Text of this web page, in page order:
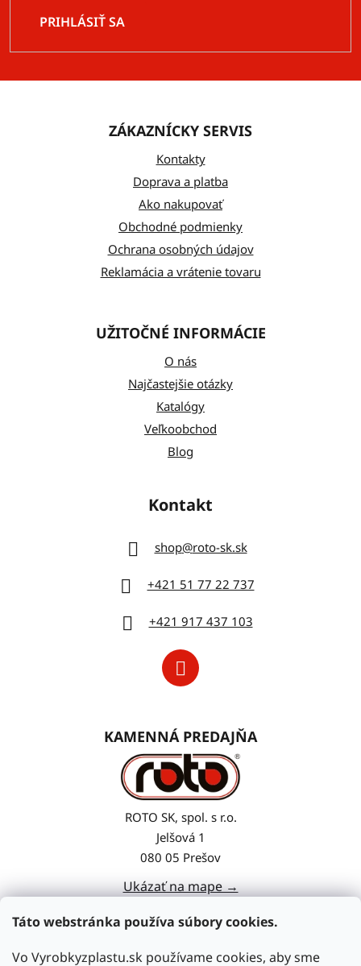
Táto webstránka používa súbory cookies.
Vo Vyrobkyzplastu.sk používame cookies, aby sme
PRIHLÁSIŤ SA
ZÁKAZNÍCKY SERVIS
Kontakty
Doprava a platba
Ako nakupovať
Obchodné podmienky
Ochrana osobných údajov
Reklamácia a vrátenie tovaru
UŽITOČNÉ INFORMÁCIE
O nás
Najčastejšie otázky
Katalógy
Veľkoobchod
Blog
Kontakt
shop@roto-sk.sk
+421 51 77 22 737
+421 917 437 103
KAMENNÁ PREDAJŇA
ROTO SK, spol. s r.o.
Jelšová 1
080 05 Prešov
Ukázať na mape →